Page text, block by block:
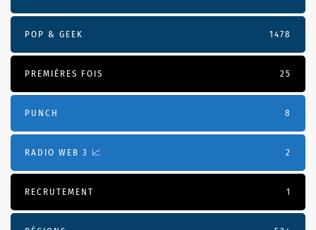
POP & GEEK 1478
PREMIÈRES FOIS 25
PUNCH 8
RADIO WEB 3 📈 2
RECRUTEMENT 1